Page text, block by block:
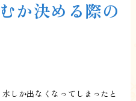
か決める際の
しか出なくなってしまったと